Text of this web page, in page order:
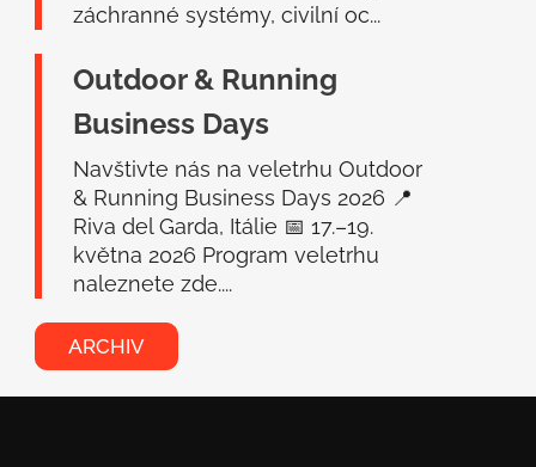
záchranné systémy, civilní oc...
Outdoor & Running
Business Days
Navštivte nás na veletrhu Outdoor
& Running Business Days 2026 📍
Riva del Garda, Itálie 📅 17.–19.
května 2026 Program veletrhu
naleznete zde....
ARCHIV